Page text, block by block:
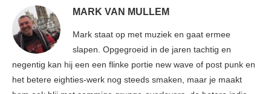
MARK VAN MULLEM
Mark staat op met muziek en gaat ermee
slapen. Opgegroeid in de jaren tachtig en
negentig kan hij een een flinke portie new wave of post punk en
het betere eighties-werk nog steeds smaken, maar je maakt